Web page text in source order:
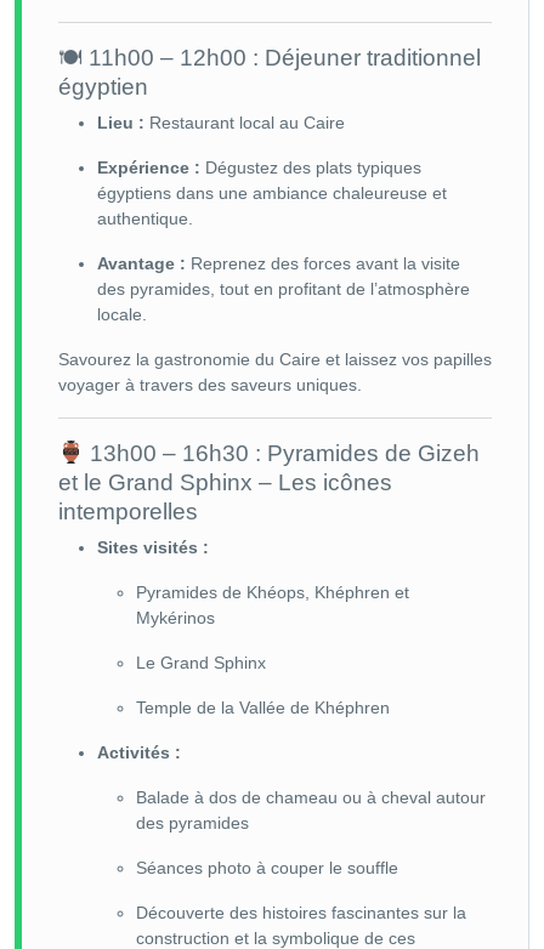
🍽 11h00 – 12h00 : Déjeuner traditionnel
égyptien
Lieu : Restaurant local au Caire
Expérience : Dégustez des plats typiques
égyptiens dans une ambiance chaleureuse et
authentique.
Avantage : Reprenez des forces avant la visite
des pyramides, tout en profitant de l’atmosphère
locale.
Savourez la gastronomie du Caire et laissez vos papilles
voyager à travers des saveurs uniques.
13h00 – 16h30 : Pyramides de Gizeh
et le Grand Sphinx – Les icônes
intemporelles
Sites visités :
Pyramides de Khéops, Khéphren et
Mykérinos
Le Grand Sphinx
Temple de la Vallée de Khéphren
Activités :
Balade à dos de chameau ou à cheval autour
des pyramides
Séances photo à couper le souffle
Découverte des histoires fascinantes sur la
construction et la symbolique de ces